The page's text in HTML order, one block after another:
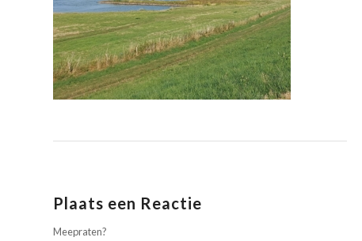
Plaats een Reactie
Meepraten?